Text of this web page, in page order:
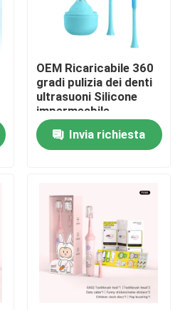
OEM Ricaricabile 360
gradi pulizia dei denti
ultrasuoni Silicone
impermeabile
spazzolino elettrico
Invia richiesta